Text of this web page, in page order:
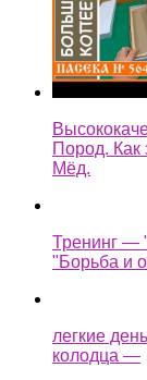
Пород. Как
Мёд.
Тренинг —
"Борьба и
легкие
колодца —